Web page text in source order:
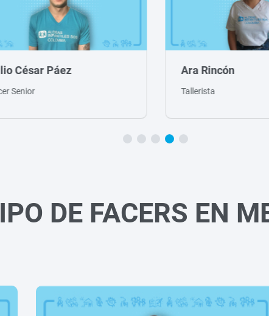
Rincón María Lucia
Tallerista
DE FACERS EN